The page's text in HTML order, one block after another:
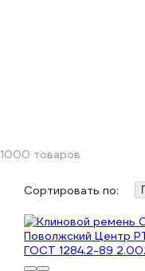
1000 товаров
Сортировать по: